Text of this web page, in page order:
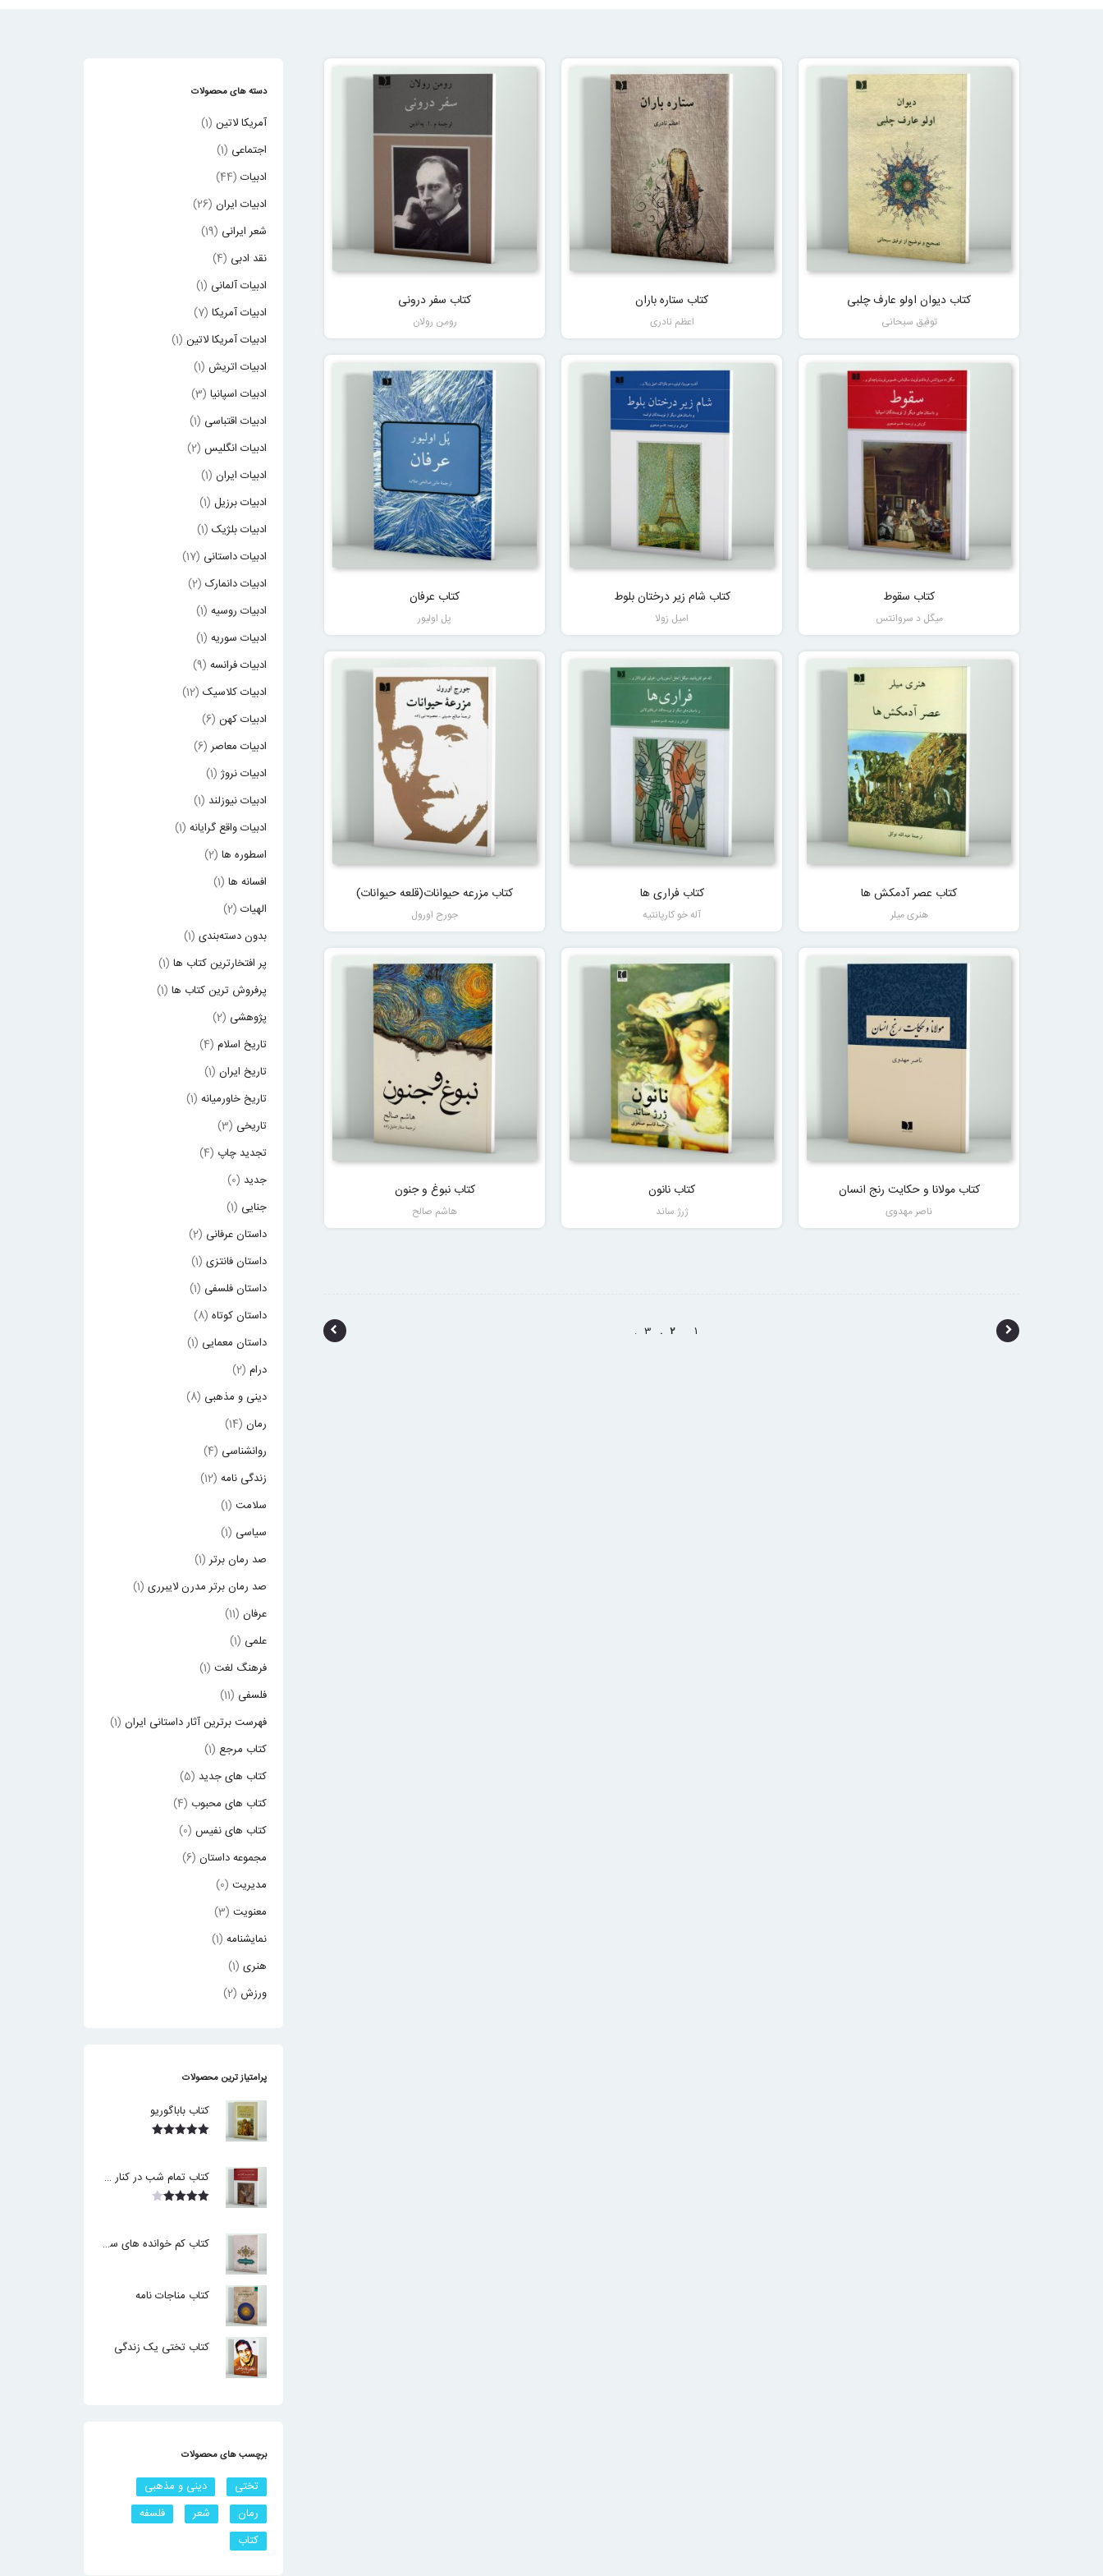
کتاب دیوان اولو عارف چلبی
توفیق سبحانی
کتاب ستاره باران
اعظم نادری
کتاب سفر درونی
رومن رولان
کتاب سقوط
میگل د سروانتس
کتاب شام زیر درختان بلوط
امیل زولا
کتاب عرفان
پل اولیور
کتاب عصر آدمکش ها
هنری میلر
کتاب فراری ها
آله خو کارپانتیه
کتاب مزرعه حیوانات(قلعه حیوانات)
جورح اورول
کتاب مولانا و حکایت رنج انسان
ناصر مهدوی
کتاب نانون
ژرژ ساند
کتاب نبوغ و جنون
هاشم صالح
پ
1
2
3
دسته های محصولات
آمریکا لاتین (1)
اجتماعی (1)
ادبیات (44)
ادبیات ایران (26)
شعر ایرانی (19)
نقد ادبی (4)
ادبیات آلمانی (1)
ادبیات آمریکا (7)
ادبیات آمریکا لاتین (1)
ادبیات اتریش (1)
ادبیات اسپانیا (3)
ادبیات اقتباسی (1)
ادبیات انگلیس (2)
ادبیات ایران (1)
ادبیات برزیل (1)
ادبیات بلژیک (1)
ادبیات داستانی (17)
ادبیات دانمارک (2)
ادبیات روسیه (1)
ادبیات سوریه (1)
ادبیات فرانسه (9)
ادبیات کلاسیک (12)
ادبیات کهن (6)
ادبیات معاصر (6)
ادبیات نروژ (1)
ادبیات نیوزلند (1)
ادبیات واقع گرایانه (1)
اسطوره ها (2)
افسانه ها (1)
الهیات (2)
بدون دسته‌بندی (1)
پر افتخارترین کتاب ها (1)
پرفروش ترین کتاب ها (1)
پژوهشی (2)
تاریخ اسلام (4)
تاریخ ایران (1)
تاریخ خاورمیانه (1)
تاریخی (3)
تجدید چاپ (4)
جدید (0)
جنایی (1)
داستان عرفانی (2)
داستان فانتزی (1)
داستان فلسفی (1)
داستان کوتاه (8)
داستان معمایی (1)
درام (2)
دینی و مذهبی (8)
رمان (14)
روانشناسی (4)
زندگی نامه (12)
سلامت (1)
سیاسی (1)
صد رمان برتر (1)
صد رمان برتر مدرن لایبرری (1)
عرفان (11)
علمی (1)
فرهنگ لغت (1)
فلسفی (11)
فهرست برترین آثار داستانی ایران (1)
کتاب مرجع (1)
کتاب های جدید (5)
کتاب های محبوب (4)
کتاب های نفیس (0)
مجموعه داستان (6)
مدیریت (0)
معنویت (3)
نمایشنامه (1)
هنری (1)
ورزش (2)
پرامتیاز ترین محصولات
کتاب باباگوریو
کتاب تمام شب در کنار هم
کتاب کم خوانده های سعدی
کتاب مناجات نامه
کتاب تختی یک زندگی
برچسب های محصولات
تختی
دینی و مذهبی
رمان
شعر
فلسفه
کتاب